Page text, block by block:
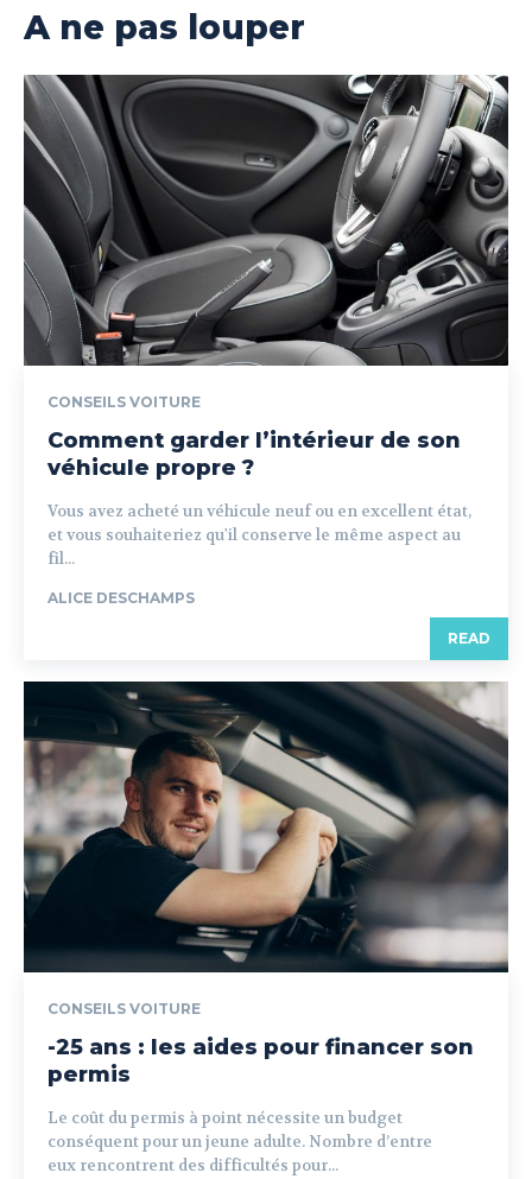
A ne pas louper
CONSEILS VOITURE
Comment garder l’intérieur de son
véhicule propre ?
Vous avez acheté un véhicule neuf ou en excellent état,
et vous souhaiteriez qu'il conserve le même aspect au
fil...
ALICE DESCHAMPS
READ
CONSEILS VOITURE
-25 ans : les aides pour financer son
permis
Le coût du permis à point nécessite un budget
conséquent pour un jeune adulte. Nombre d’entre
eux rencontrent des difficultés pour...